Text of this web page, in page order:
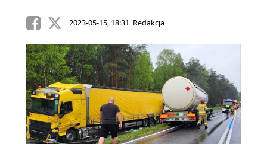
2023-05-15, 18:31 Redakcja